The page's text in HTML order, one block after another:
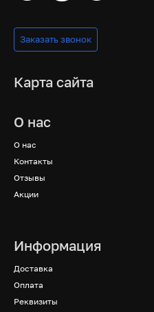
Заказать звонок
Карта сайта
О нас
О нас
Контакты
Отзывы
Акции
Информация
Доставка
Оплата
Реквизиты